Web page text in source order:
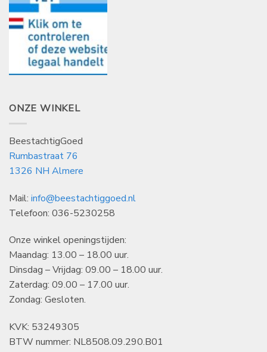
ONZE WINKEL
BeestachtigGoed
Rumbastraat 76
1326 NH Almere
Mail: info@beestachtiggoed.nl
Telefoon: 036-5230258
Onze winkel openingstijden:
Maandag: 13.00 – 18.00 uur.
Dinsdag – Vrijdag: 09.00 – 18.00 uur.
Zaterdag: 09.00 – 17.00 uur.
Zondag: Gesloten.
KVK: 53249305
BTW nummer: NL8508.09.290.B01